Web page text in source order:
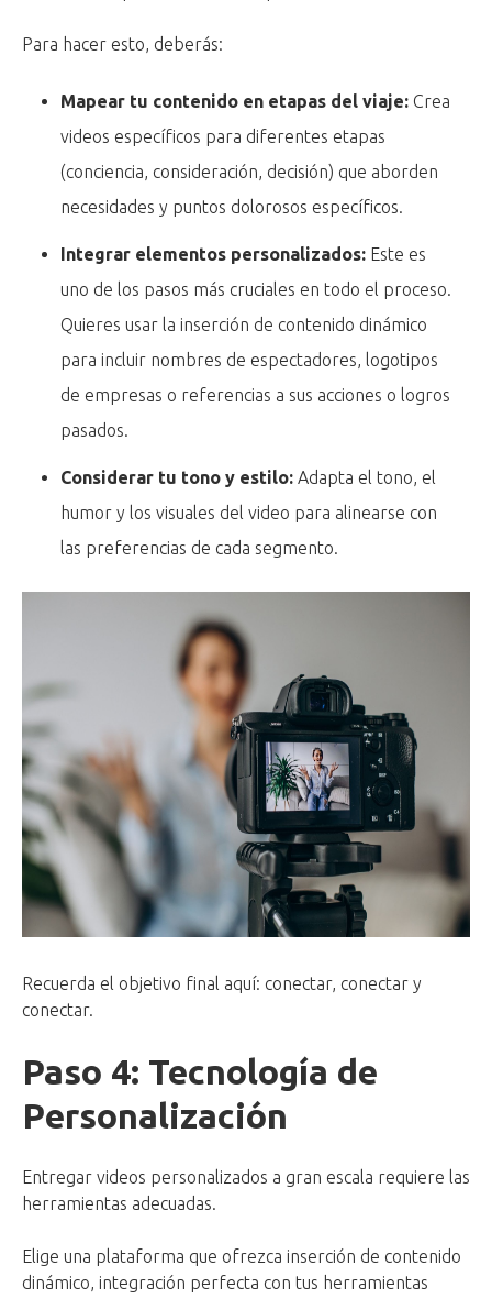
Para hacer esto, deberás:
Mapear tu contenido en etapas del viaje: Crea
videos específicos para diferentes etapas
(conciencia, consideración, decisión) que aborden
necesidades y puntos dolorosos específicos.
Integrar elementos personalizados: Este es
uno de los pasos más cruciales en todo el proceso.
Quieres usar la inserción de contenido dinámico
para incluir nombres de espectadores, logotipos
de empresas o referencias a sus acciones o logros
pasados.
Considerar tu tono y estilo: Adapta el tono, el
humor y los visuales del video para alinearse con
las preferencias de cada segmento.
Recuerda el objetivo final aquí: conectar, conectar y
conectar.
Paso 4: Tecnología de
Personalización
Entregar videos personalizados a gran escala requiere las
herramientas adecuadas.
Elige una plataforma que ofrezca inserción de contenido
dinámico, integración perfecta con tus herramientas